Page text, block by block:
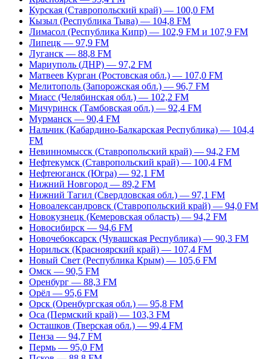
Курская (Ставропольский край) — 100,0 FM
Кызыл (Республика Тыва) — 104,8 FM
Лимасол (Республика Кипр) — 102,9 FM и 107,9 FM
Липецк — 97,9 FM
Луганск — 88,8 FM
Мариуполь (ДНР) — 97,2 FM
Матвеев Курган (Ростовская обл.) — 107,0 FM
Мелитополь (Запорожская обл.) — 96,7 FM
Миасс (Челябинская обл.) — 102,2 FM
Мичуринск (Тамбовская обл.) — 92,4 FM
Мурманск — 90,4 FM
Нальчик (Кабардино-Балкарская Республика) — 104,4
FM
Невинномысск (Ставропольский край) — 94,2 FM
Нефтекумск (Ставропольский край) — 100,4 FM
Нефтеюганск (Югра) — 92,1 FM
Нижний Новгород — 89,2 FM
Нижний Тагил (Свердловская обл.) — 97,1 FM
Новоалександровск (Ставропольский край) — 94,0 FM
Новокузнецк (Кемеровская область) — 94,2 FM
Новосибирск — 94,6 FM
Новочебоксарск (Чувашская Республика) — 90,3 FM
Норильск (Красноярский край) — 107,4 FM
Новый Свет (Республика Крым) — 105,6 FM
Омск — 90,5 FM
Оренбург — 88,3 FM
Орёл — 95,6 FM
Орск (Оренбургская обл.) — 95,8 FM
Оса (Пермский край) — 103,3 FM
Осташков (Тверская обл.) — 99,4 FM
Пенза — 94,7 FM
Пермь — 95,0 FM